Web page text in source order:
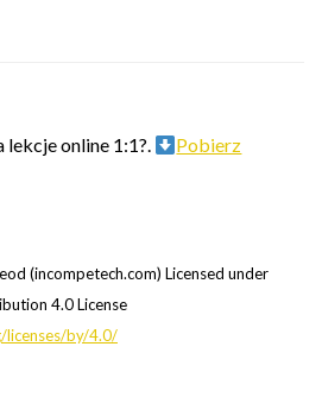
lekcje online 1:1?.
Pobierz
(incompetech.com) Licensed under
4.0 License
licenses/by/4.0/